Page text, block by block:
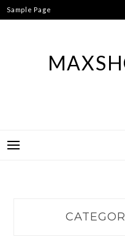
Ga
naar
Sample Page